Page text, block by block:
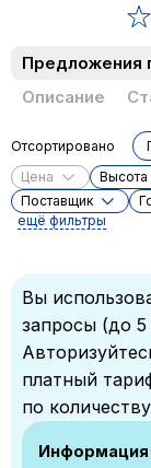
Предложения
Описание
Цена Высота
Поставщик
ещё фильтры
Отсортировано
Вы
запросы (до
платный
по
Информация